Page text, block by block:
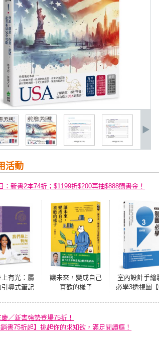
活動
：新書2本74折；$1199折$200再抽$888購書金！
有光：屬
引導式筆記
讓未來，變成自己
喜歡的樣子
室內設計手繪
必學3透視圖
會透視技法
／新書強勢登場75折！
銷書75折起】挑起你的求知欲，滿足閱讀癮！